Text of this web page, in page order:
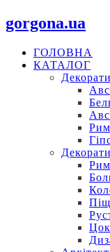
gorgona.ua
ГОЛОВНА
КАТАЛОГ